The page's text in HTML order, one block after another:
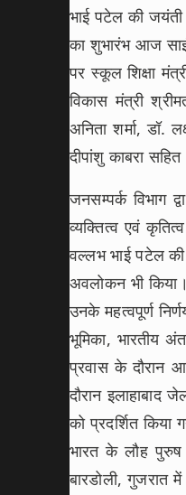
भाई पटेल की जयंती
का शुभारंभ आज
पर स्कूल शिक्षा
विकास मंत्री
अनिता शर्मा, डॉ.
दीपांशु काबरा
जनसम्पर्क विभाग
व्यक्तित्व एवं
वल्लभ भाई पटेल की
अवलोकन भी
उनके महत्वपूर्ण
भूमिका, भारतीय
प्रवास के दौरान
दौरान इलाहाबाद
को प्रदर्शित किया
भारत के लौह पुरुष
बारडोली, गुजरात